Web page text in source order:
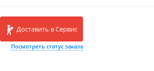
Доставить в Сервис
Посмотреть статус заказа